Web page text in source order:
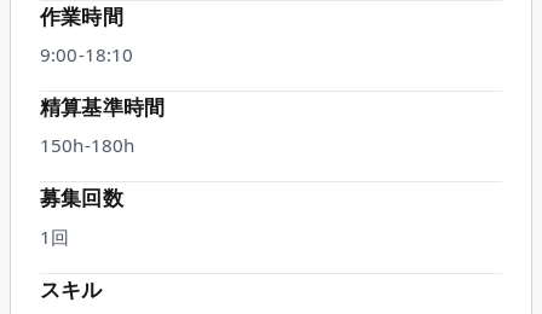
作業時間
9:00-18:10
精算基準時間
150h-180h
募集回数
1回
スキル